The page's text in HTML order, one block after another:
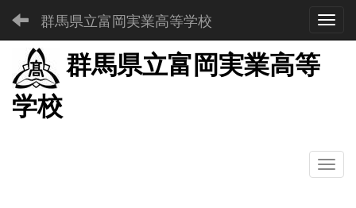
群馬県立富岡実業高等学校
群馬県立富岡実業高等
学校